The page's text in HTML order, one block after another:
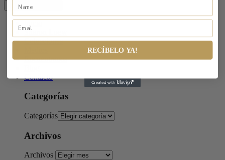
Toggle navigation
Inicio
Sharon Loew
Colecciones
Encuéntranos
Contacto
Categorías
Categorías
Archivos
Archivos
RECÍBELO YA!